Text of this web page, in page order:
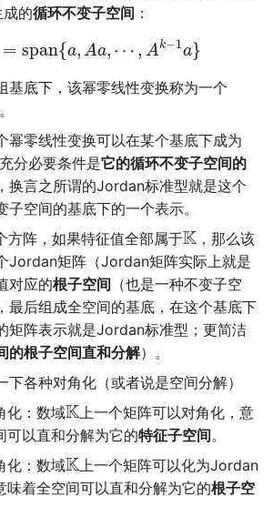
成的循环不变子空间 ：
= span{a, Aa, ⋯ , Ak−1a}
基底下，该幂零线性变换称为一个
幂零线性变换可以在某个基底下成为
分必要条件是它的循环不变子空间的
，换言之所谓的Jordan标准型就是这个
子空间的基底下的一个表示。
方阵，如果特征值全部属于K ，那么该
Jordan矩阵（Jordan矩阵实际上就是
对应的根子空间 （也是一种不变子空
最后组成全空间的基底，在这个基底下
矩阵表示就是Jordan标准型；更简洁
的根子空间直和分解）。
下各种对角化（或者说是空间分解）
化：数域K上一个矩阵可以对角化，意
可以直和分解为它的特征子空间。
化：数域K上一个矩阵可以化为Jordan
味着全空间可以直和分解为它的根子空